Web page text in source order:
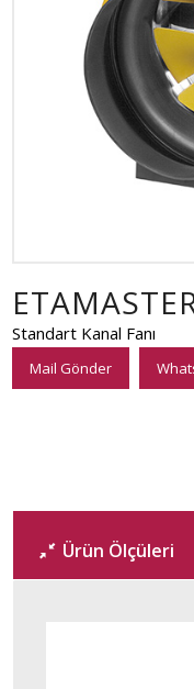
Standart Kanal Fanı
Mail Gönder
Ürün Ölçüleri